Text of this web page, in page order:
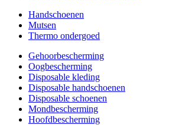
Handschoenen
Mutsen
Thermo ondergoed
Gehoorbescherming
Oogbescherming
Disposable kleding
Disposable handschoenen
Disposable schoenen
Mondbescherming
Hoofdbescherming